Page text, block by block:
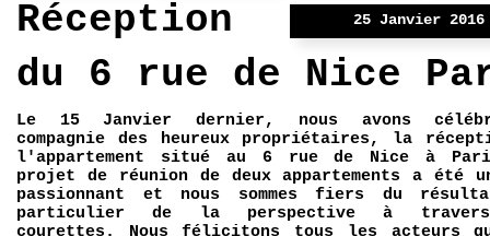
Réception 25 Janvier 2016
du 6 rue de Nice
Le 15 Janvier dernier, nous avons
compagnie des heureux propriétaires, la
l'appartement situé au 6 rue de Nice à
projet de réunion de deux appartements a été
passionnant et nous sommes fiers du
particulier de la perspective à
courettes. Nous félicitons tous les acteurs